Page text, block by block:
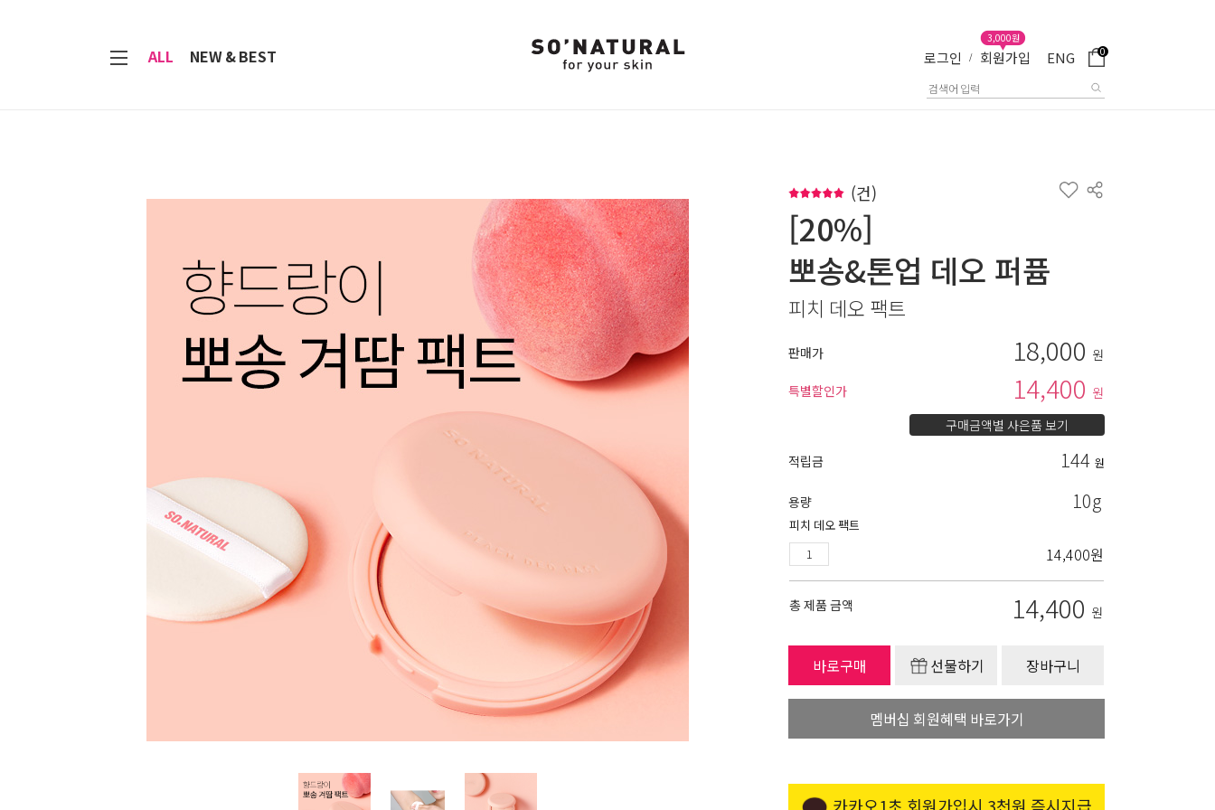
ALL NEW & BEST 로그인 / 회원가입
3,000원
ENG 0
(건)
[20%]
뽀송&톤업 데오 퍼퓸
피치 데오 팩트
판매가 18,000 원
특별할인가
14,400 원
구매금액별 사은품 보기
적립금
144 원
용량 10g
피치 데오 팩트
14,400원
총 제품 금액 14,400 원
바로구매 선물하기 장바구니
멤버십 회원혜택 바로가기